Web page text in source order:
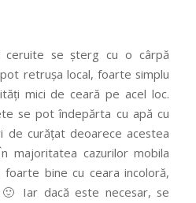
ceruite se șterg cu o cârpă
retrușa local, foarte simplu
mici de ceară pe acel loc.
se pot îndepărta cu apă cu
de curățat deoarece acestea
majoritatea cazurilor mobila
bine cu ceara incoloră,
🙂 Iar dacă este necesar, se